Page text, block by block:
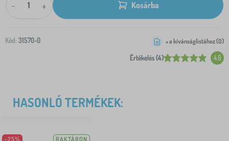
- + Kosárba
Kód: 31570-0
Értékelés (4) 4.8
+ a kívánságlistához (0)
HASONLÓ TERMÉKEK:
-25% RAKTÁRON